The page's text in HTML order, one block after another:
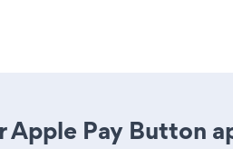
Apple Pay Button